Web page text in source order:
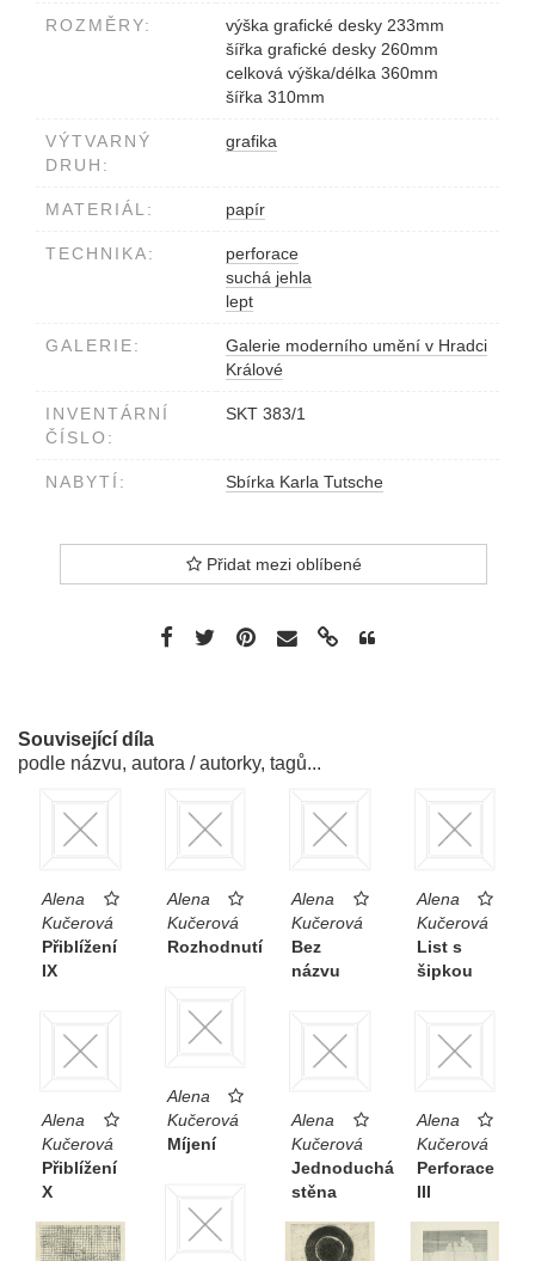
ROZMĚRY:
výška grafické desky 233mm
šířka grafické desky 260mm
celková výška/délka 360mm
šířka 310mm
VÝTVARNÝ
DRUH:
grafika
MATERIÁL: papír
TECHNIKA:
perforace
suchá jehla
lept
GALERIE:
Galerie moderního umění v Hradci
Králové
INVENTÁRNÍ
ČÍSLO:
SKT 383/1
NABYTÍ: Sbírka Karla Tutsche
Přidat mezi oblíbené
Související díla
podle názvu, autora / autorky, tagů...
Alena
Kučerová
Přiblížení
IX
Alena
Kučerová
Rozhodnutí
Alena
Kučerová
Bez
názvu
Alena
Kučerová
List s
šipkou
Alena
Kučerová
Míjení
Alena
Kučerová
Přiblížení
X
Alena
Kučerová
Jednoduchá
stěna
Alena
Kučerová
Perforace
III